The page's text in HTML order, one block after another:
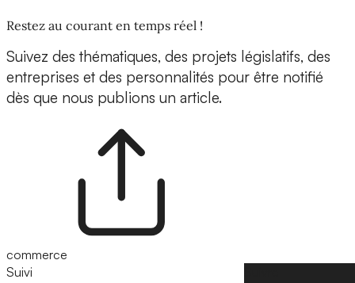
Restez au courant en temps réel !
Suivez des thématiques, des projets législatifs, des
entreprises et des personnalités pour être notifié
dès que nous publions un article.
commerce
Suivi